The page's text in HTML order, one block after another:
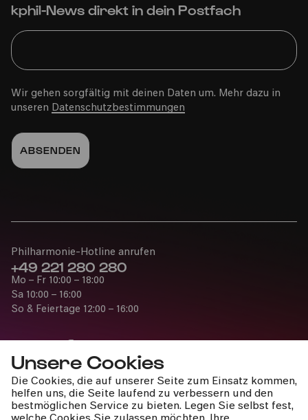
Unsere Cookies
Die Cookies, die auf unserer Seite zum Einsatz kommen,
helfen uns, die Seite laufend zu verbessern und den
bestmöglichen Service zu bieten. Legen Sie selbst fest,
kphil-News direkt in dein Postfach
Wir gehen sorgfältig mit deinen Daten um. Mehr dazu in
unseren Datenschutzbestimmungen
Presse
Jobs
Philharmonie-Hotline anrufen
+49 221 280 280
Mo – Fr 10:00 – 18:00
Sa 10:00 – 16:00
So & Feiertage 12:00 – 16:00